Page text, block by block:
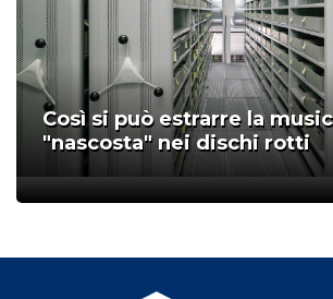
Così si può estrarre la
"nascosta" nei dischi rotti